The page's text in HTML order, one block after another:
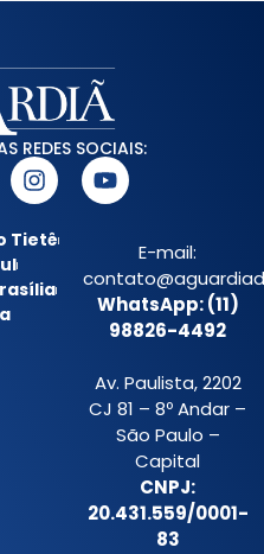
REDES SOCIAIS:
Tietê
E-mail:
WhatsApp: (11)
98826-4492
Av. Paulista, 2202
CJ 81 – 8º Andar –
São Paulo –
Capital
CNPJ:
20.431.559/0001-
83